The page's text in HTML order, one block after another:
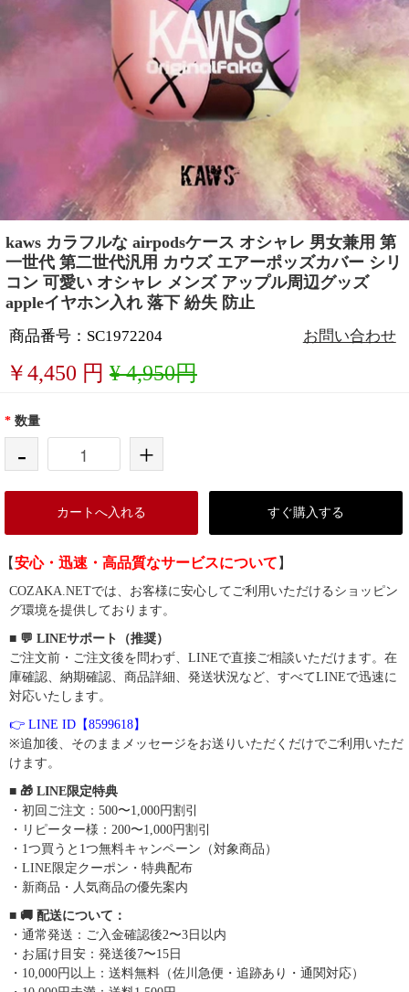
kaws カラフルな airpodsケース オシャレ 男女兼用 第
一世代 第二世代汎用 カウズ エアーポッズカバー シリ
コン 可愛い オシャレ メンズ アップル周辺グッズ
appleイヤホン入れ 落下 紛失 防止
商品番号：SC1972204 お問い合わせ
￥4,450 円 ¥ 4,950円
* 数量
- +
カートへ入れる すぐ購入する
【安心・迅速・高品質なサービスについて 】
COZAKA.NETでは、お客様に安心してご利用いただけるショッピン
グ環境を提供しております。
■ 💬 LINEサポート（推奨）
ご注文前・ご注文後を問わず、LINEで直接ご相談いただけます。在
庫確認、納期確認、商品詳細、発送状況など、すべてLINEで迅速に
対応いたします。
👉 LINE ID【8599618】
※追加後、そのままメッセージをお送りいただくだけでご利用いただ
けます。
■ 🎁 LINE限定特典
・初回ご注文：500〜1,000円割引
・リピーター様：200〜1,000円割引
・1つ買うと1つ無料キャンペーン（対象商品）
・LINE限定クーポン・特典配布
・新商品・人気商品の優先案内
■ 🚚 配送について：
・通常発送：ご入金確認後2〜3日以内
・お届け目安：発送後7〜15日
・10,000円以上：送料無料（佐川急便・追跡あり・通関対応）